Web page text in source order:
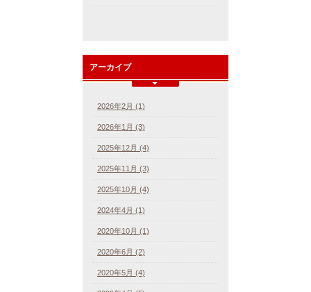
アーカイブ
2026年2月 (1)
2026年1月 (3)
2025年12月 (4)
2025年11月 (3)
2025年10月 (4)
2024年4月 (1)
2020年10月 (1)
2020年6月 (2)
2020年5月 (4)